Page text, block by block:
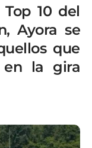
10 del
Ayora se
que
en la gira